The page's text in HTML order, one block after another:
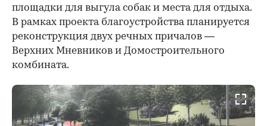
площадки для выгула собак и места для отдыха.
В рамках проекта благоустройства планируется
реконструкция двух речных причалов —
Верхних Мневников и Домостроительного
комбината.